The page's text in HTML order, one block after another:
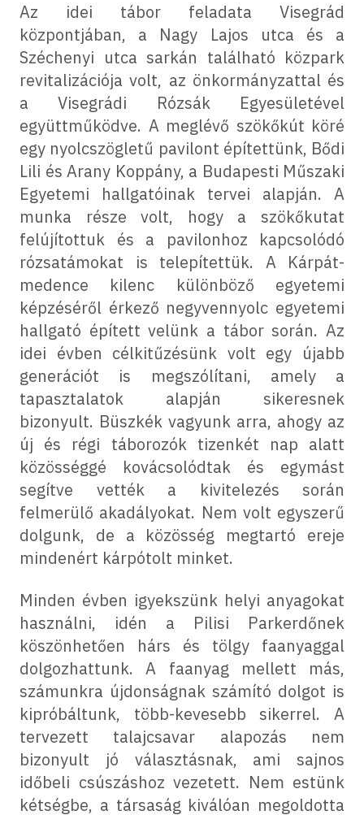
Az idei tábor feladata Visegrád
központjában, a Nagy Lajos utca és a
Széchenyi utca sarkán található közpark
revitalizációja volt, az önkormányzattal és
a Visegrádi Rózsák Egyesületével
együttműködve. A meglévő szökőkút köré
egy nyolcszögletű pavilont építettünk, Bődi
Lili és Arany Koppány, a Budapesti Műszaki
Egyetemi hallgatóinak tervei alapján. A
munka része volt, hogy a szökőkutat
felújítottuk és a pavilonhoz kapcsolódó
rózsatámokat is telepítettük. A Kárpát-
medence kilenc különböző egyetemi
képzéséről érkező negyvennyolc egyetemi
hallgató épített velünk a tábor során. Az
idei évben célkitűzésünk volt egy újabb
generációt is megszólítani, amely a
tapasztalatok alapján sikeresnek
bizonyult. Büszkék vagyunk arra, ahogy az
új és régi táborozók tizenkét nap alatt
közösséggé kovácsolódtak és egymást
segítve vették a kivitelezés során
felmerülő akadályokat. Nem volt egyszerű
dolgunk, de a közösség megtartó ereje
mindenért kárpótolt minket.
Minden évben igyekszünk helyi anyagokat
használni, idén a Pilisi Parkerdőnek
köszönhetően hárs és tölgy faanyaggal
dolgozhattunk. A faanyag mellett más,
számunkra újdonságnak számító dolgot is
kipróbáltunk, több-kevesebb sikerrel. A
tervezett talajcsavar alapozás nem
bizonyult jó választásnak, ami sajnos
időbeli csúszáshoz vezetett. Nem estünk
kétségbe, a társaság kiválóan megoldotta